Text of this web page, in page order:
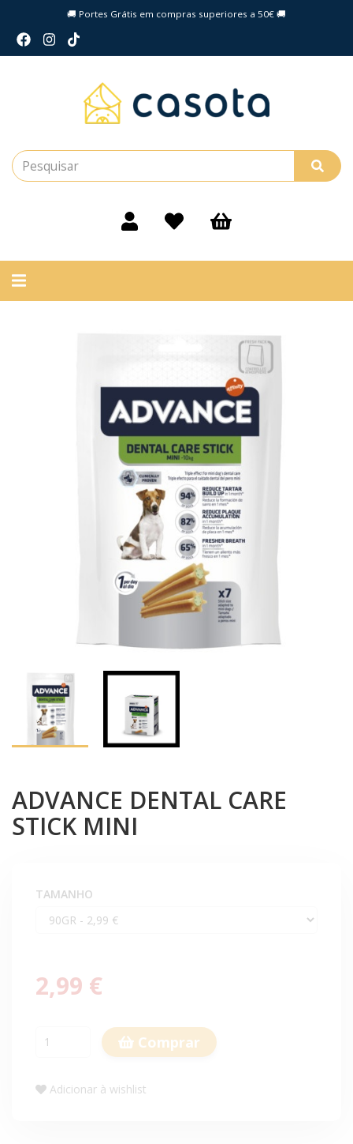
🚚 Portes Grátis em compras superiores a 50€ 🚚
Alternar
ADVANCE DENTAL CARE
STICK MINI
TAMANHO
2,99 €
Comprar
Adicionar à wishlist